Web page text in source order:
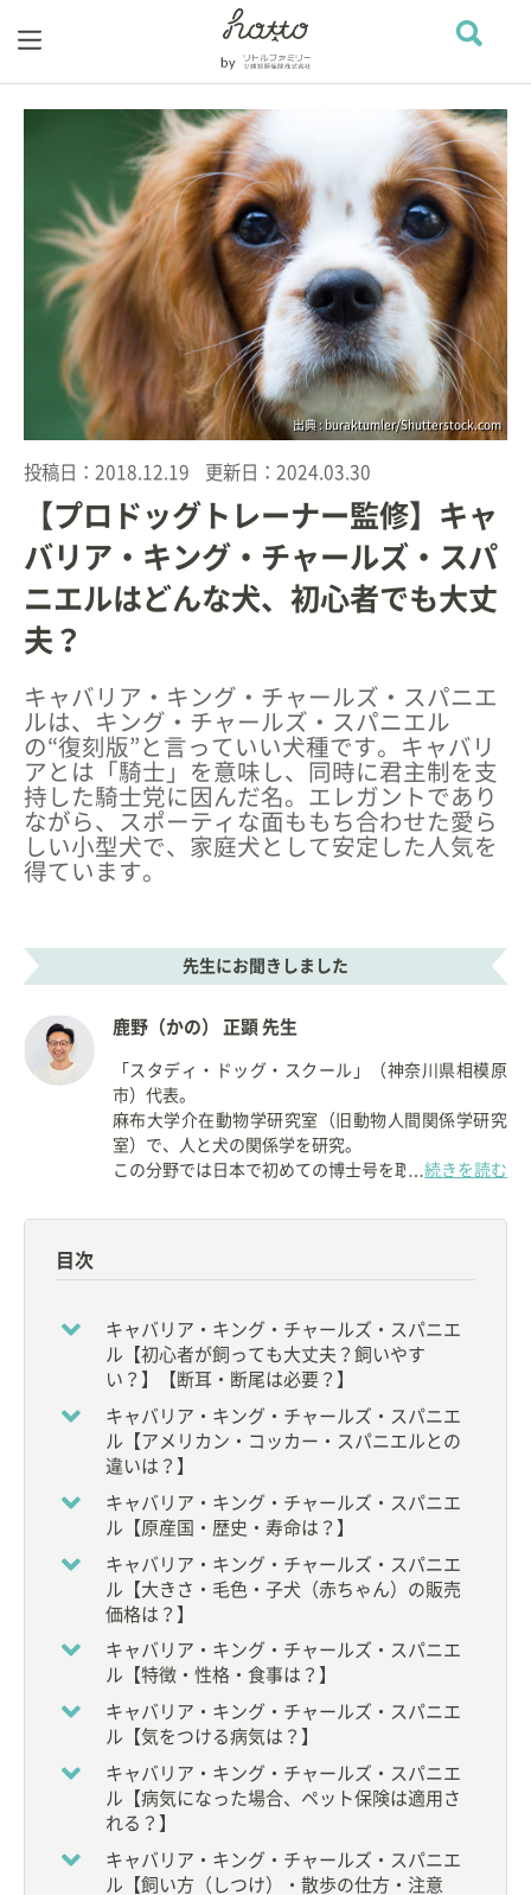
出典 : buraktumler/Shutterstock.com
投稿日： 2018.12.19 更新日： 2024.03.30
【プロドッグトレーナー監修】キャ
バリア・キング・チャールズ・スパ
ニエルはどんな犬、初心者でも大丈
夫？
キャバリア・キング・チャールズ・スパニエ
ルは、キング・チャールズ・スパニエル
の“復刻版”と言っていい犬種です。キャバリ
アとは「騎士」を意味し、同時に君主制を支
持した騎士党に因んだ名。エレガントであり
ながら、スポーティな面ももち合わせた愛ら
しい小型犬で、家庭犬として安定した人気を
得ています。
先生にお聞きしました
鹿野（かの） 正顕 先生
「スタディ・ドッグ・スクール」（神奈川県相模原
市）代表。
麻布大学介在動物学研究室（旧動物人間関係学研究
室）で、人と犬の関係学を研究。
この分野では日本で初めての博士号を取得。
…続きを読む
目次
キャバリア・キング・チャールズ・スパニエ
ル【初心者が飼っても大丈夫？飼いやす
い？】【断耳・断尾は必要？】
キャバリア・キング・チャールズ・スパニエ
ル【アメリカン・コッカー・スパニエルとの
違いは？】
キャバリア・キング・チャールズ・スパニエ
ル【原産国・歴史・寿命は？】
キャバリア・キング・チャールズ・スパニエ
ル【大きさ・毛色・子犬（赤ちゃん）の販売
価格は？】
キャバリア・キング・チャールズ・スパニエ
ル【特徴・性格・食事は？】
キャバリア・キング・チャールズ・スパニエ
ル【気をつける病気は？】
キャバリア・キング・チャールズ・スパニエ
ル【病気になった場合、ペット保険は適用さ
れる？】
キャバリア・キング・チャールズ・スパニエ
ル【飼い方（しつけ）・散歩の仕方・注意